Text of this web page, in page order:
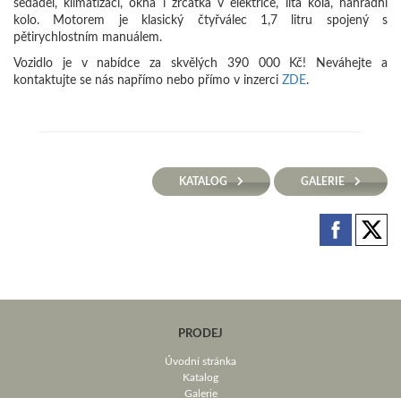
kolo. Motorem je klasický čtyřválec 1,7 litru spojený s
pětirychlostním manuálem.
Vozidlo je v nabídce za skvělých 390 000 Kč! Neváhejte a
kontaktujte se nás napřímo nebo přímo v inzerci ZDE.
KATALOG GALERIE
PRODEJ
Úvodní stránka
Katalog
Galerie